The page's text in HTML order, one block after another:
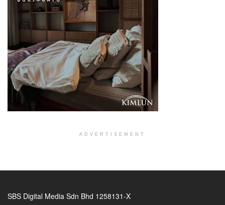
ADVERTISEMENT
SBS Digital Media Sdn Bhd 1258131-X